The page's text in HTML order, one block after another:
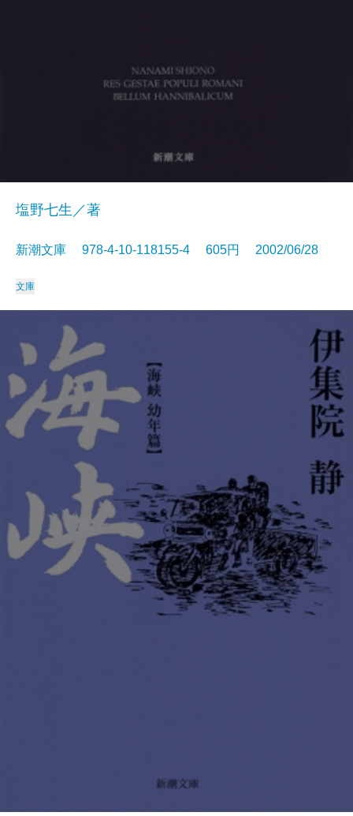
塩野七生／著
新潮文庫 978-4-10-118155-4 605円 2002/06/28
文庫